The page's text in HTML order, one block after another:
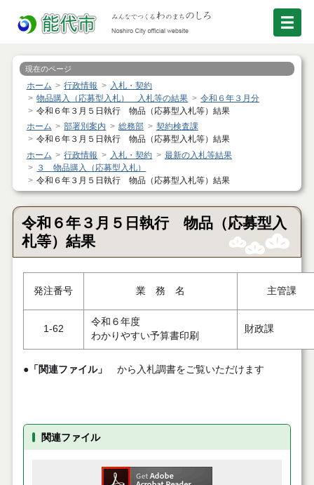
現在のページ
ホーム 行政情報
入札・契約
物品購入（応募型入札） 入札等の結果
令和６年３月分
令和６年３月５日執行 物品（応募型入札等）結果
ホーム
部署別案内 総務部
契約検査課
令和６年３月５日執行 物品（応募型入札等）結果
ホーム
行政情報 入札・契約
最新の入札等結果
３ 物品購入（応募型入札）
令和６年３月５日執行 物品（応募型入札等）結果
令和６年３月５日執行 物品（応募型入
札等）結果
発注番号 業 務 名 主管課
1-62
令和６年度
わかりやすい予算書印刷
財政課
●「関連ファイル」 から入札調書をご覧いただけます
関連ファイル